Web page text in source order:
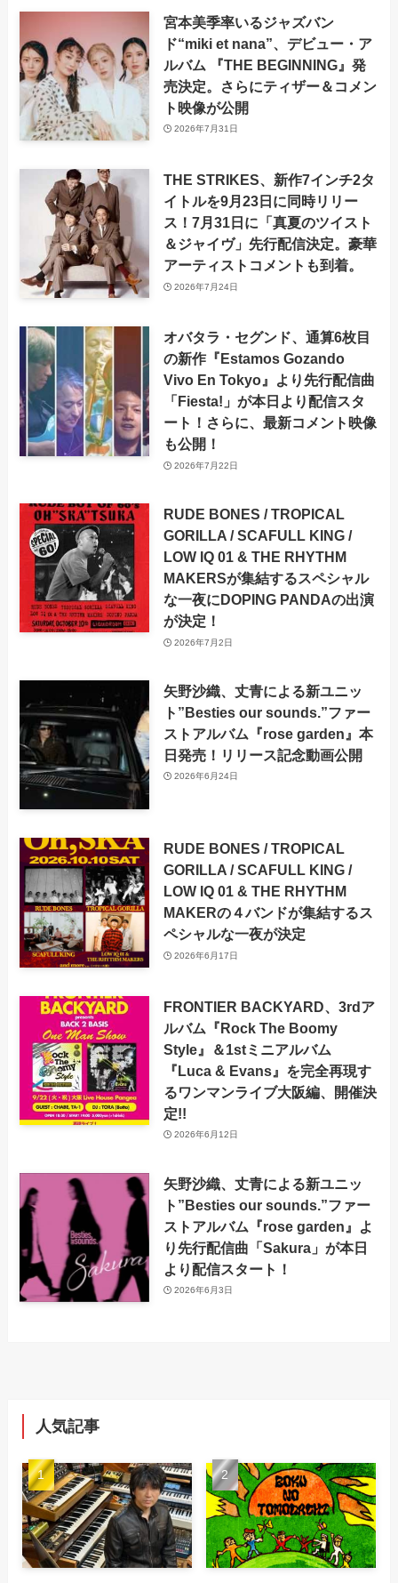
宮本美季率いるジャズバン
ド“miki et nana”、デビュー・ア
ルバム 『THE BEGINNING』発
売決定。さらにティザー＆コメン
ト映像が公開
2026年7月31日
THE STRIKES、新作7インチ2タ
イトルを9月23日に同時リリー
ス！7月31日に「真夏のツイスト
＆ジャイヴ」先行配信決定。豪華
アーティストコメントも到着。
2026年7月24日
オバタラ・セグンド、通算6枚目
の新作『Estamos Gozando
Vivo En Tokyo』より先行配信曲
「Fiesta!」が本日より配信スタ
ート！さらに、最新コメント映像
も公開！
2026年7月22日
RUDE BONES / TROPICAL
GORILLA / SCAFULL KING /
LOW IQ 01 & THE RHYTHM
MAKERSが集結するスペシャル
な一夜にDOPING PANDAの出演
が決定！
2026年7月2日
矢野沙織、丈青による新ユニッ
ト”Besties our sounds.”ファー
ストアルバム『rose garden』本
日発売！リリース記念動画公開
2026年6月24日
RUDE BONES / TROPICAL
GORILLA / SCAFULL KING /
LOW IQ 01 & THE RHYTHM
MAKERの４バンドが集結するス
ペシャルな一夜が決定
2026年6月17日
FRONTIER BACKYARD、3rdア
ルバム『Rock The Boomy
Style』＆1stミニアルバム
『Luca & Evans』を完全再現す
るワンマンライブ大阪編、開催決
定!!
2026年6月12日
矢野沙織、丈青による新ユニッ
ト”Besties our sounds.”ファー
ストアルバム『rose garden』よ
り先行配信曲「Sakura」が本日
より配信スタート！
2026年6月3日
人気記事